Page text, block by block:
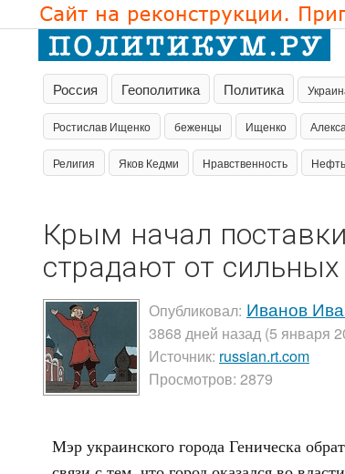
Россия Геополитика Политика
Ростислав Ищенко беженцы Ищенко
Религия Яков Кедми Нравственность Нефть
Крым начал
страдают от
Опубликовал: Иванов
3868 дней назад (5 января
Источник: russian.rt.com
Просмотров: 2879
Мэр украинского города Геническа